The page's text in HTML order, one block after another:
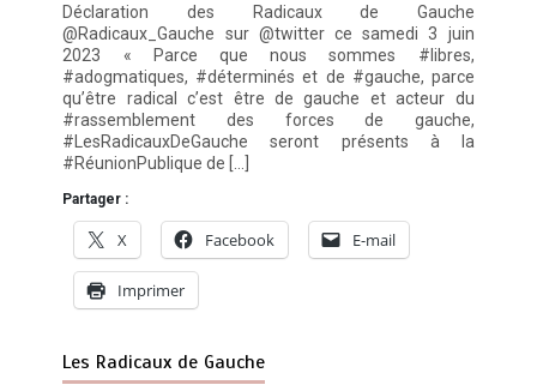
Déclaration des Radicaux de Gauche
@Radicaux_Gauche sur @twitter ce samedi 3 juin
2023 « Parce que nous sommes #libres,
#adogmatiques, #déterminés et de #gauche, parce
qu’être radical c’est être de gauche et acteur du
#rassemblement des forces de gauche,
#LesRadicauxDeGauche seront présents à la
#RéunionPublique de […]
Partager :
X Facebook E-mail
Imprimer
Les Radicaux de Gauche